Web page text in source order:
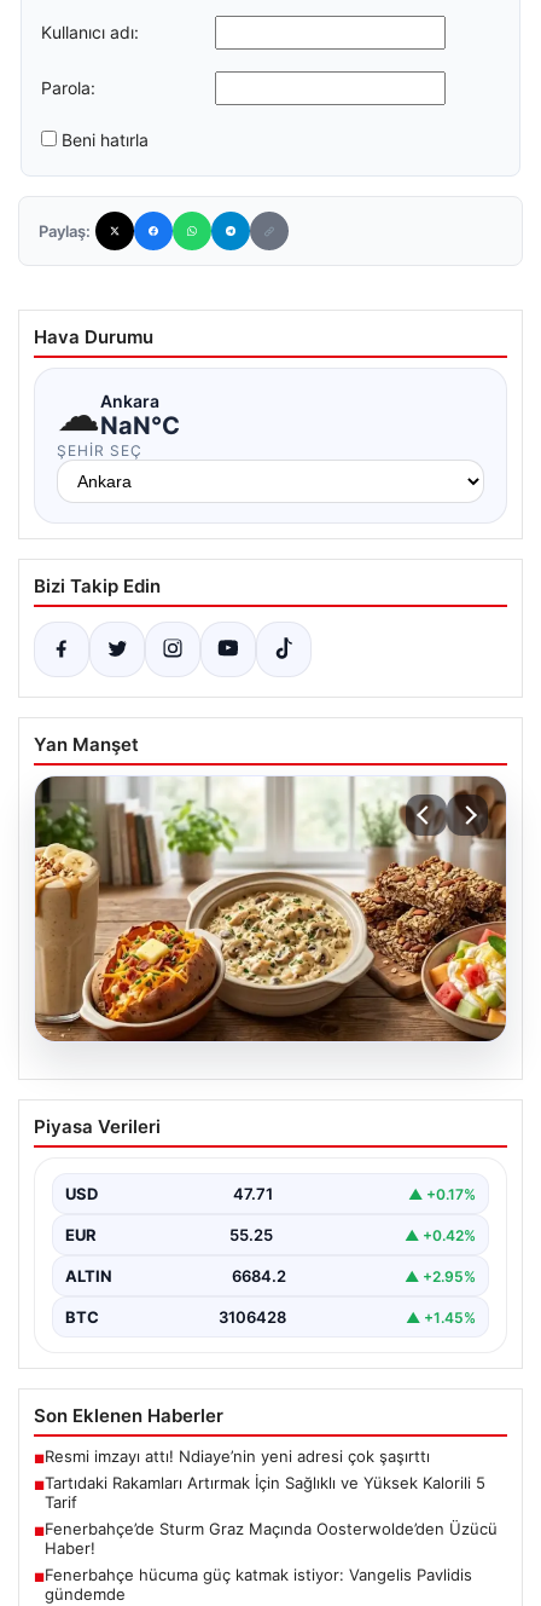
Kullanıcı adı:
Parola:
Beni hatırla
Paylaş:
Hava Durumu
☁Ankara
NaN°C
ŞEHIR SEÇ
Bizi Takip Edin
Yan Manşet
06.08.2026
Tartıdaki Rakamları Artırmak İçin
Sağlıklı ve Yüksek Kalorili 5 Tarif
rahatsızlık hissi yaratmadan, dengeli ve kalori
açısından…
Piyasa Verileri
USD 47.71 ▲ +0.17%
EUR 55.25 ▲ +0.42%
ALTIN 6684.2 ▲ +2.95%
BTC 3106428 ▲ +1.45%
Son Eklenen Haberler
■Resmi imzayı attı! Ndiaye’nin yeni adresi çok şaşırttı
■Tartıdaki Rakamları Artırmak İçin Sağlıklı ve Yüksek Kalorili 5
Tarif
■Fenerbahçe’de Sturm Graz Maçında Oosterwolde’den Üzücü
Haber!
■Fenerbahçe hücuma güç katmak istiyor: Vangelis Pavlidis
gündemde